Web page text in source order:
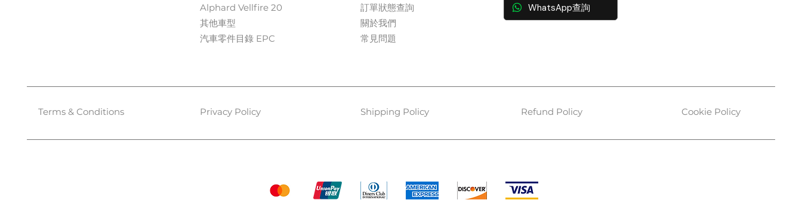
Alphard Vellfire 20
其他車型
汽車零件目錄 EPC​​
訂單狀態查詢
關於我們​
常見問題
WhatsApp查詢
Terms & Conditions Privacy Policy Shipping Policy Refund Policy Cookie Policy